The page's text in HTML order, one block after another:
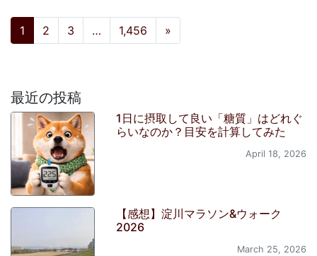
投稿ナビゲーション
1 2 3 … 1,456 »
最近の投稿
1日に摂取して良い「糖質」はどれぐ
らいなのか？目安を計算してみた
April 18, 2026
【感想】淀川マラソン&ウォーク
2026
March 25, 2026